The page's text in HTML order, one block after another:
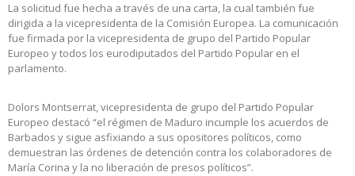
La solicitud fue hecha a través de una carta, la cual también fue
dirigida a la vicepresidenta de la Comisión Europea. La comunicación
fue firmada por la vicepresidenta de grupo del Partido Popular
Europeo y todos los eurodiputados del Partido Popular en el
parlamento.
Dolors Montserrat, vicepresidenta de grupo del Partido Popular
Europeo destacó “el régimen de Maduro incumple los acuerdos de
Barbados y sigue asfixiando a sus opositores políticos, como
demuestran las órdenes de detención contra los colaboradores de
María Corina y la no liberación de presos políticos”.